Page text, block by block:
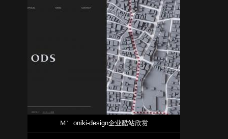
M` oniki-design企业酷站欣赏